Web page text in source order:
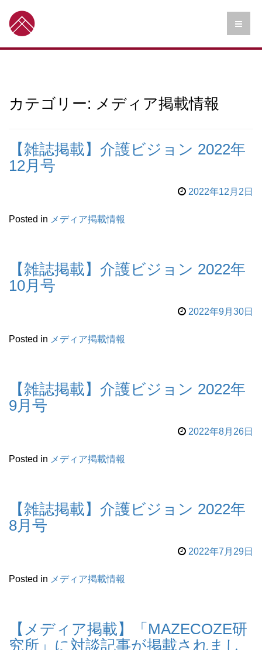
カテゴリー: メディア掲載情報
【雑誌掲載】介護ビジョン 2022年
12月号
2022年12月2日
Posted in メディア掲載情報
【雑誌掲載】介護ビジョン 2022年
10月号
2022年9月30日
Posted in メディア掲載情報
【雑誌掲載】介護ビジョン 2022年
9月号
2022年8月26日
Posted in メディア掲載情報
【雑誌掲載】介護ビジョン 2022年
8月号
2022年7月29日
Posted in メディア掲載情報
【メディア掲載】「MAZECOZE研
究所」に対談記事が掲載されまし